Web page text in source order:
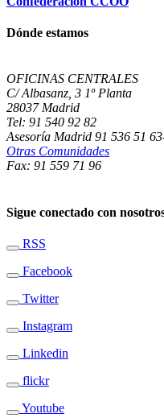
Dónde estamos
OFICINAS CENTRALES
C/ Albasanz, 3 1º Planta
28037 Madrid
Tel: 91 540 92 82
Asesoría Madrid 91 536 51
Otras Comunidades
Fax: 91 559 71 96
Sigue conectado con
RSS
Facebook
Twitter
Instagram
Linkedin
flickr
Youtube